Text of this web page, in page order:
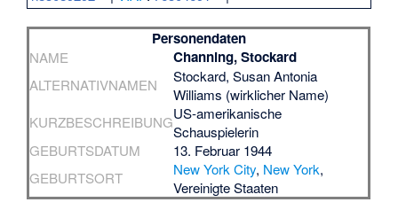
Personendaten
NAME Channing, Stockard
ALTERNATIVNAMEN
Stockard, Susan Antonia
Williams (wirklicher Name)
KURZBESCHREIBUNGUS-amerikanische
Schauspielerin
GEBURTSDATUM
13. Februar 1944
GEBURTSORT
New York City, New York,
Vereinigte Staaten